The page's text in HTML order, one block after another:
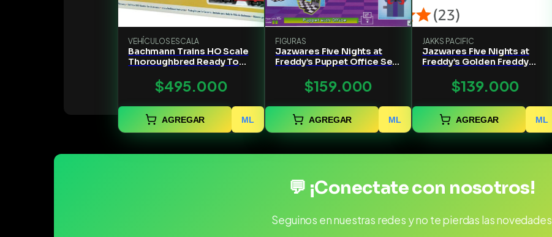
VEHÍCULOS ESCALA
Bachmann Trains HO Scale
Thoroughbred Ready To
$495.000
AGREGAR ML
FIGURAS
Jazwares Five Nights at
Freddy’s Puppet Office Set
with Jumpscare Feature
Glow-in-The-Dark Eyes
$159.000
AGREGAR ML
JAKKS PACIFIC
Jazwares Five Nights at
Freddy’s Golden Freddy
$139.000
AGREGAR ML
💬 ¡Conectate con nosotros!
Seguinos en nuestras redes y no te pierdas las novedades